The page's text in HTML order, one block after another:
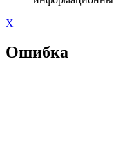
X
Ошибка